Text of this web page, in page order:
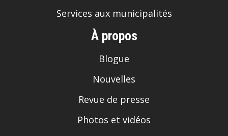
Services aux municipalités
À propos
Blogue
Nouvelles
Revue de presse
Photos et vidéos